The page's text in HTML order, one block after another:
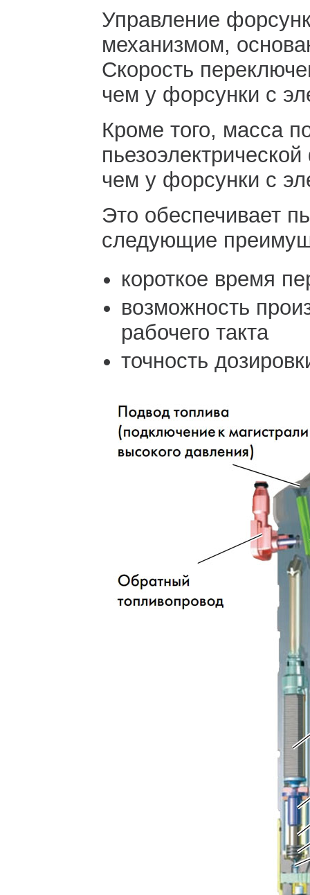
Управление
механизмом,
Скорость
чем у форсунки с
Кроме того, масса
чем у форсунки с
Это обеспечивает
следующие
короткое время
возможность
рабочего такта
точность